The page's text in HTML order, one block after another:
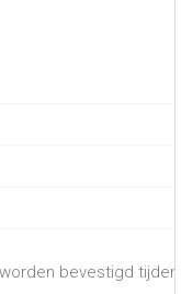
bevestigd